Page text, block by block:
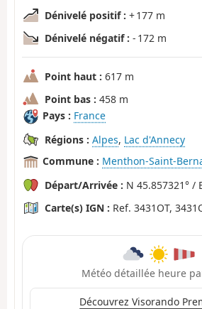
Dénivelé positif : + 177 m
Dénivelé négatif : - 172 m
Point haut : 617 m
Point bas : 458 m
Pays : France
Régions : Alpes, Lac d'Annecy
Commune : Menthon-Saint-
Départ/Arrivée : N 45.857321° /
Carte(s) IGN : Ref. 3431OT,
Météo détaillée heure
Découvrez Visorando